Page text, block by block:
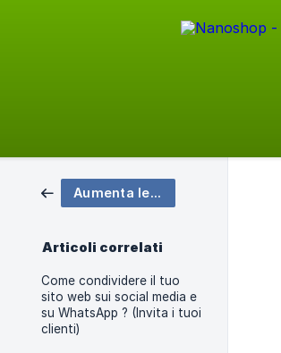
Aumenta le tue vendite
Articoli correlati
Come condividere il tuo
sito web sui social media e
su WhatsApp ? (Invita i tuoi
clienti)